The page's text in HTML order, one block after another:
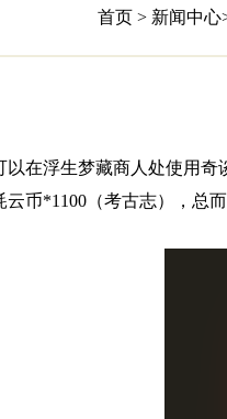
首页 > 新闻中心
浮生梦藏商人处使用奇
币*1100（考古志），